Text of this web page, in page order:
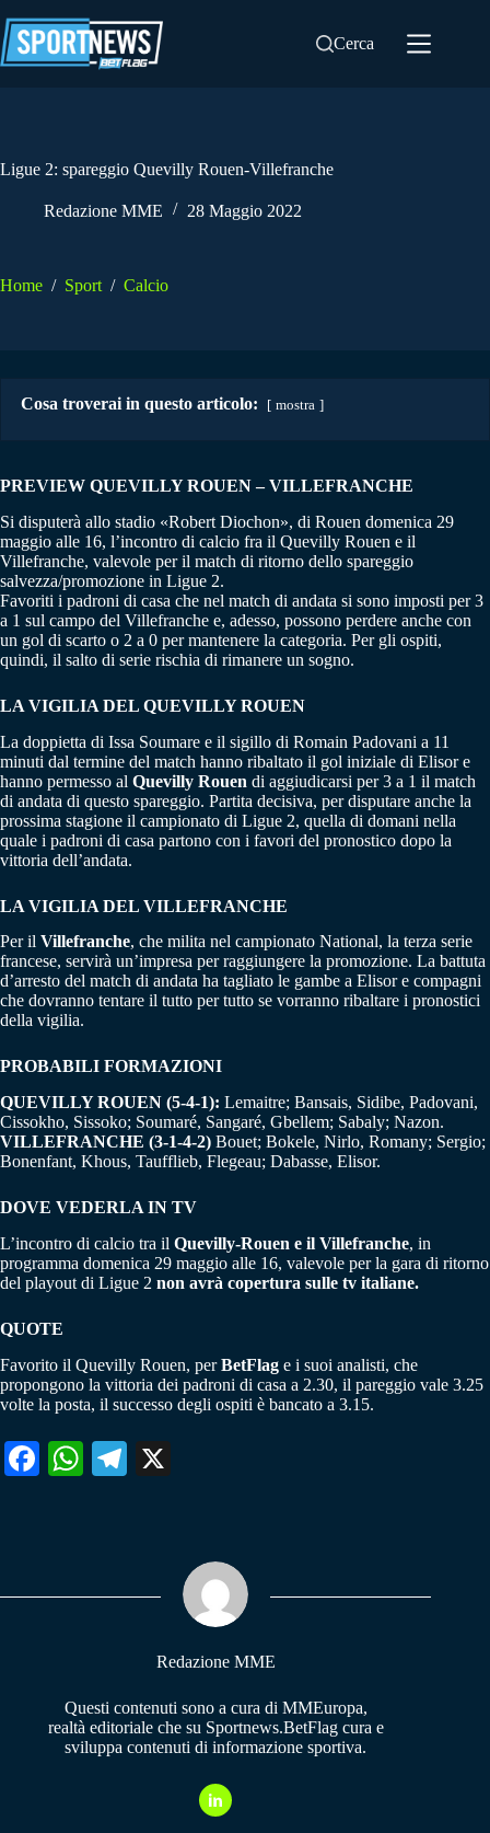
al
contenuto
Cerca
Ligue 2: spareggio Quevilly Rouen-Villefranche
Redazione MME 28 Maggio 2022
Home / Sport / Calcio
Cosa troverai in questo articolo: mostra
PREVIEW QUEVILLY ROUEN – VILLEFRANCHE
Si disputerà allo stadio «Robert Diochon», di Rouen domenica 29
maggio alle 16, l’incontro di calcio fra il Quevilly Rouen e il
Villefranche, valevole per il match di ritorno dello spareggio
salvezza/promozione in Ligue 2.
Favoriti i padroni di casa che nel match di andata si sono imposti per 3
a 1 sul campo del Villefranche e, adesso, possono perdere anche con
un gol di scarto o 2 a 0 per mantenere la categoria. Per gli ospiti,
quindi, il salto di serie rischia di rimanere un sogno.
LA VIGILIA DEL QUEVILLY ROUEN
La doppietta di Issa Soumare e il sigillo di Romain Padovani a 11
minuti dal termine del match hanno ribaltato il gol iniziale di Elisor e
hanno permesso al Quevilly Rouen di aggiudicarsi per 3 a 1 il match
di andata di questo spareggio. Partita decisiva, per disputare anche la
prossima stagione il campionato di Ligue 2, quella di domani nella
quale i padroni di casa partono con i favori del pronostico dopo la
vittoria dell’andata.
LA VIGILIA DEL VILLEFRANCHE
Per il Villefranche, che milita nel campionato National, la terza serie
francese, servirà un’impresa per raggiungere la promozione. La battuta
d’arresto del match di andata ha tagliato le gambe a Elisor e compagni
che dovranno tentare il tutto per tutto se vorranno ribaltare i pronostici
della vigilia.
PROBABILI FORMAZIONI
QUEVILLY ROUEN (5-4-1): Lemaitre; Bansais, Sidibe, Padovani,
Cissokho, Sissoko; Soumaré, Sangaré, Gbellem; Sabaly; Nazon.
VILLEFRANCHE (3-1-4-2) Bouet; Bokele, Nirlo, Romany; Sergio;
Bonenfant, Khous, Taufflieb, Flegeau; Dabasse, Elisor.
DOVE VEDERLA IN TV
L’incontro di calcio tra il Quevilly-Rouen e il Villefranche, in
programma domenica 29 maggio alle 16, valevole per la gara di ritorno
del playout di Ligue 2 non avrà copertura sulle tv italiane.
QUOTE
Favorito il Quevilly Rouen, perBetFlag e i suoi analisti, che
propongono la vittoria dei padroni di casa a 2.30, il pareggio vale 3.25
volte la posta, il successo degli ospiti è bancato a 3.15.
Fa W
pp
Te
m
Redazione MME
Questi contenuti sono a cura di MMEuropa,
realtà editoriale che su Sportnews.BetFlag cura e
sviluppa contenuti di informazione sportiva.